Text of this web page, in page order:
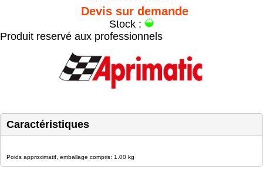
Devis sur demande
Stock :
Produit reservé aux professionnels
Caractéristiques
Poids approximatif, emballage compris: 1.00 kg